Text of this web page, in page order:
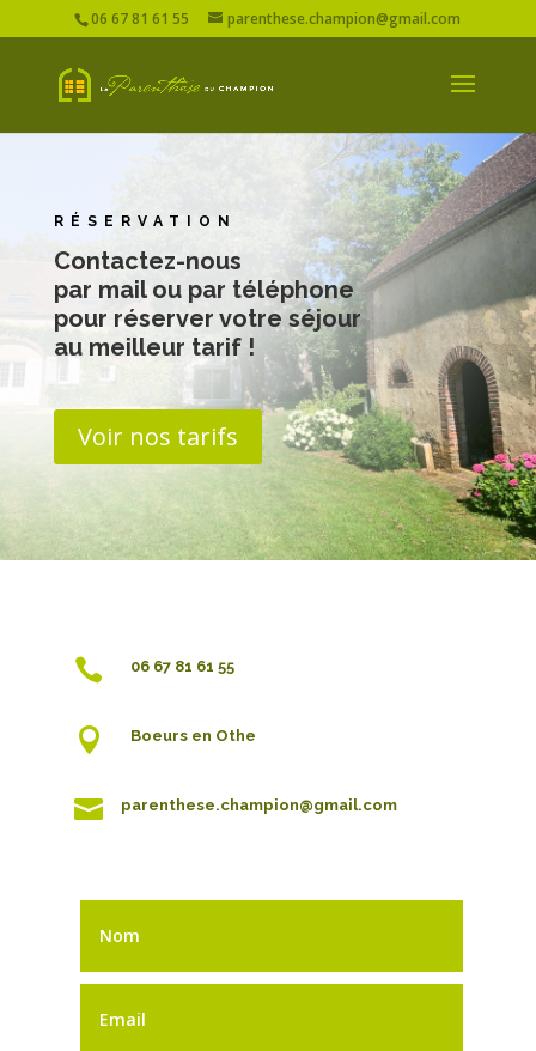
06 67 81 61 55 parenthese.champion@gmail.com
RÉSERVATION
Contactez-nous
par mail ou par téléphone
pour réserver votre séjour
au meilleur tarif !
Voir nos tarifs
 06 67 81 61 55
 Boeurs en Othe
 parenthese.champion@gmail.com